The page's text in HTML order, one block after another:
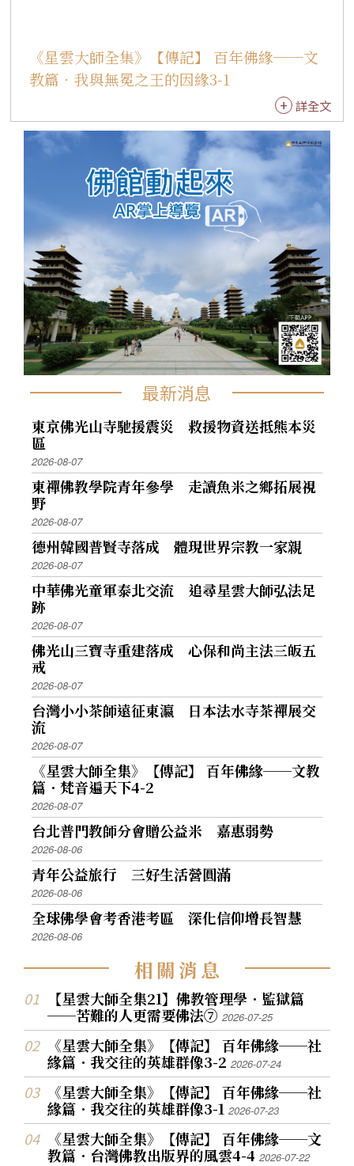
為經常舉辦各式演唱會的紅磡香港體育館，寫下
不同音樂演出的歷史。從此，莊嚴悠揚的梵音，
校基金，分別於台北國家戲劇院、台中中山堂、
台南市立文化中心等，舉辦六場「莊嚴淨土‧梵
音樂舞音樂會」。這次參與活動的表演單位，除
了佛光山叢林學院兩百位法師外，還有敦煌古典
樂集、台北市立國樂團及高雄市實驗國樂團等共
同助陣。 1997年，我應邀赴新加坡國家室內體育
館講演《大寶積經》，每場講演前，均由佛光山
叢林學院一百二十位僧眾，以及台北市立國樂團
和普門寺舞蹈班，共同表演梵音樂舞，創下當地
宗教弘法的新模式。承蒙大家的愛戴，除了新加
坡居民外，澳洲、菲律賓、泰國、馬來西亞、印
尼及台灣等地人士，都紛紛前往參與盛會。 1998
年在澳洲雪梨，國際佛光會雪梨協會及佛光山南
天寺舉辦「有情有義滿人間」音樂弘法大會，邀
請台北市立國樂團附設市民國樂團、紐西蘭青年
會、南天寺、中天寺法師、信眾聯合演出。這場
音樂饗宴，為澳洲佛教弘法開創歷史新頁，也促
成2000年佛教梵樂登上國際雪梨歌劇院的因緣。
1998這一年，「佛光山梵唄讚頌團」首度在北美
洲演出，融和東西文化藝術的「梵音樂舞文化藝
術饗宴」，分別在美加地區巡迴三場。此次公
演，由佛光山美洲梵唄讚頌團唱誦梵唄，佛光青
少年交響樂團演奏佛教音樂，台北芭蕾舞團表演
典雅的禮讚舞及禪舞。此結合中國傳統梵音與西
方管弦樂的演出，讓西方人士耳目一新。 同年，
佛光山東京別院及國際佛光會東京協會主辦，由
「佛光山梵唄讚頌團」以及日本讚禱歌詠合唱團
合作，首登日本的音樂舞台，在享譽國際的東京
三多利音樂廳演出「華麗的宗教音樂世界」。邀
請著名的ニュ─フィルハ─モニック管弦樂團伴
奏，開啟中日佛教史話的新頁。 這一次演出後，
另外也和日本高野山聲明之會，共同在大阪郵便
儲金會館，首次舉辦「中日梵唄音樂」特別公
演，以梵唄詠讚的形式，為中日親善，也為東亞
文明的繁榮演唱，贏得大眾熱烈的喝采。 同年，
又再次於紅磡香港體育館第十度佛學講座，同時
舉辦「梵音樂舞梵唄音樂會」。這一年佛光山梵
唄讚頌團在台灣、澳洲、北美、日本、香港，同
時開展梵唄弘化。 輝煌燦爛的里程碑 1999年8月3
1日，李總統登輝先生親臨佛光山，為即將前往歐
洲巡迴弘法公演一個月的「天籟之音──佛光山
梵唄讚頌團」授旗；同時，宣布佛誕節為國定假
日，並與母親節同日慶祝。多年來，教界法師、
大德如昭慧法師、沈智慧等人的奔走請命，功不
唐捐，總算為佛教東傳中國兩千年，豎起輝煌燦
爛的里程碑。 那一次，全團就有一百多人，馬不
停蹄走遍歐洲七個國家、做了十一場的演出。我
們為了節省經費，特別選擇較便宜的夜班飛機，
旅途勞頓，加上氣候的不適應，雖然幾乎所有人
《星雲大師全集》【傳記】 百年佛緣──文
教篇．我與無冕之王的因緣3-1
詳全文
最新消息
東京佛光山寺馳援震災 救援物資送抵熊本災
區
2026-08-07
東禪佛教學院青年參學 走讀魚米之鄉拓展視
野
2026-08-07
德州韓國普賢寺落成 體現世界宗教一家親
2026-08-07
中華佛光童軍泰北交流 追尋星雲大師弘法足
跡
2026-08-07
佛光山三寶寺重建落成 心保和尚主法三皈五
戒
2026-08-07
台灣小小茶師遠征東瀛 日本法水寺茶禪展交
流
2026-08-07
《星雲大師全集》【傳記】 百年佛緣──文教
篇．梵音遍天下4-2
2026-08-07
台北普門教師分會贈公益米 嘉惠弱勢
2026-08-06
青年公益旅行 三好生活營圓滿
2026-08-06
全球佛學會考香港考區 深化信仰增長智慧
2026-08-06
相關消息
【星雲大師全集21】佛教管理學．監獄篇
──苦難的人更需要佛法⑦2026-07-25
《星雲大師全集》【傳記】 百年佛緣──社
緣篇．我交往的英雄群像3-22026-07-24
《星雲大師全集》【傳記】 百年佛緣──社
緣篇．我交往的英雄群像3-12026-07-23
《星雲大師全集》【傳記】 百年佛緣──文
教篇．台灣佛教出版界的風雲4-42026-07-22